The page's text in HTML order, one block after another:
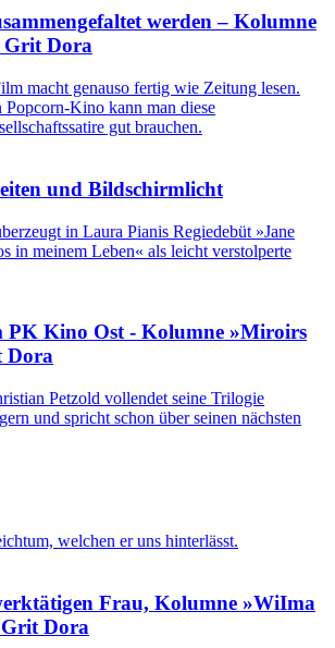
werden – Kolumne
Grit Dora
macht genauso fertig wie Zeitung ­lesen.
Popcorn-Kino kann man diese
gut brauchen.
und Bildschirmlicht
in Laura Pianis Regiedebüt »Jane
in meinem Leben« als leicht verstolperte
PK Kino Ost - Kolumne »Miroirs
Dora
Petzold vollendet seine Trilogie
und spricht schon über seinen nächsten
welchen er uns hinterlässt.
Frau, Kolumne »WiIma
Dora